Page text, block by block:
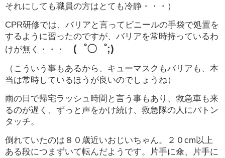
それにしても職員の方はとても冷静・・・）
CPR研修では、バリアと言ってビニールの手袋で処置を
するように習ったのですが、バリアを常時持っているわ
けが無く・・・ (゜〇゜;)
（こういう事もあるから、キューマスクもバリアも、本
当は常時しているほうが良いのでしょうね）
雨の日で帰宅ラッシュ時間と言う事もあり、救急車も来
るのが遅く、ずっと声をかけ続け、救急隊の人にバトン
タッチ。
倒れていたのは８０歳近いおじいちゃん。２０cm以上
ある段につまずいて転んだようです。片手に傘、片手に